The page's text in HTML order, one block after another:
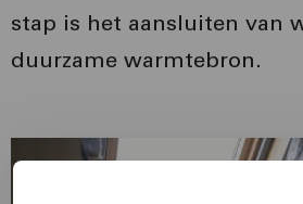
stap is het aansluiten van
duurzame warmtebron.